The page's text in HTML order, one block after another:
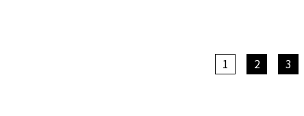
1 2 3